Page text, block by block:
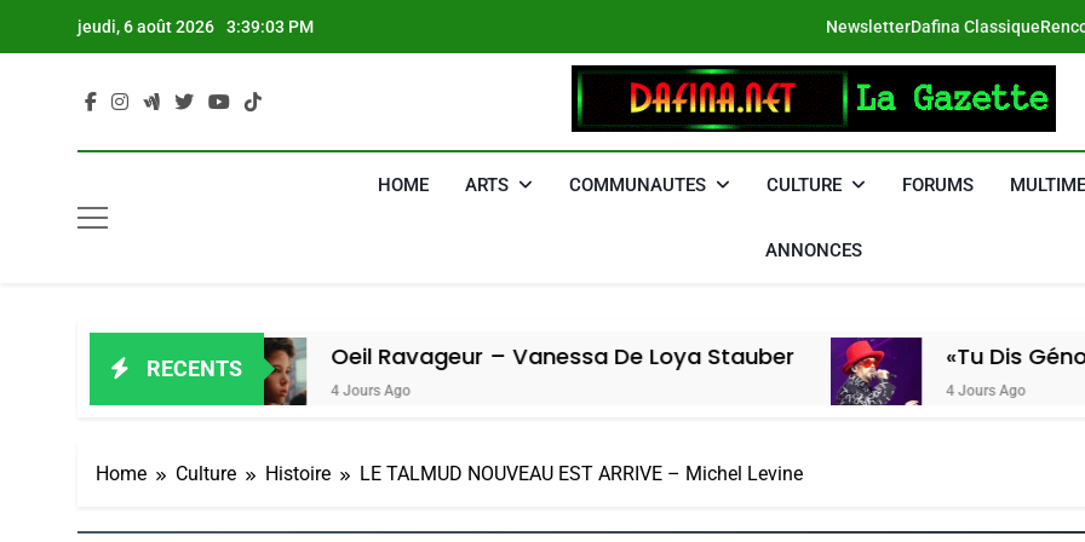
jeudi, 6 août 2026 3:39:04 PM NewsletterDafina Classique
DAFINA
HOME ARTS COMMUNAUTES CULTURE FORUMS
ANNONCES
RECENTS
Oeil Ravageur – Vanessa De Loya Stauber
4 Jours Ago
«Tu Dis Génocide, Je
4 Jours Ago
Home Culture Histoire LE TALMUD NOUVEAU EST ARRIVE – Michel Levine